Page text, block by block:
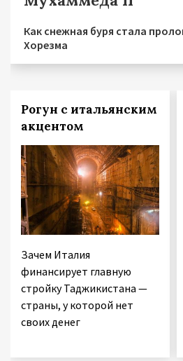
Как снежная буря стала
Хорезма
Рогун с итальянским
акцентом
Зачем Италия
финансирует главную
стройку Таджикистана —
страны, у которой нет
своих денег